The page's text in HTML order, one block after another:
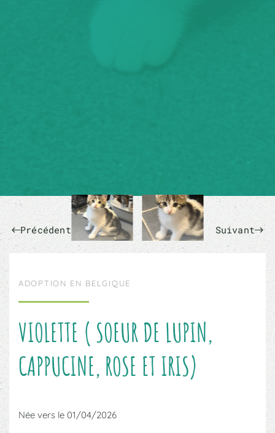
Précédent Suivant
ADOPTION EN BELGIQUE
VIOLETTE ( SOEUR DE LUPIN,
CAPPUCINE, ROSE ET IRIS)
Née vers le 01/04/2026